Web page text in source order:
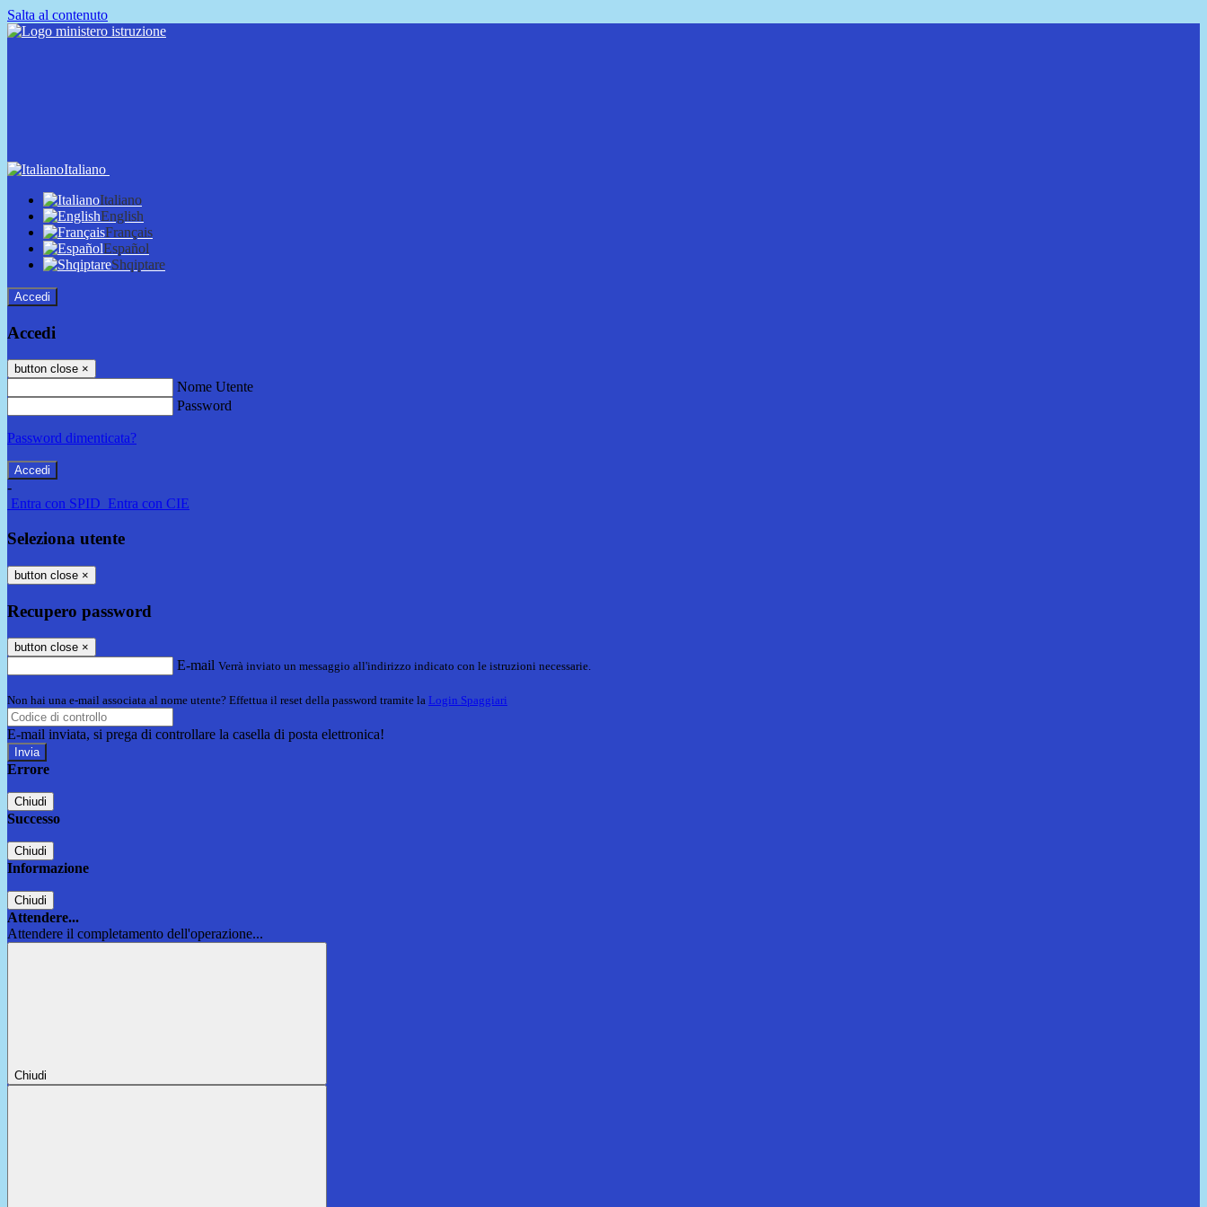
Salta al contenuto
Italiano
Italiano
English
Français
Español
Shqiptare
Accedi
Accedi
button close ×
Nome Utente
Password
Password dimenticata?
-
Entra con SPID Entra con CIE
Seleziona utente
button close ×
Recupero password
button close ×
E-mail Verrà inviato un messaggio all'indirizzo indicato con le istruzioni necessarie.
Non hai una e-mail associata al nome utente? Effettua il reset della password tramite la Login Spaggiari
E-mail inviata, si prega di controllare la casella di posta elettronica!
Errore
Chiudi
Successo
Chiudi
Informazione
Chiudi
Attendere...
Attendere il completamento dell'operazione...
Chiudi